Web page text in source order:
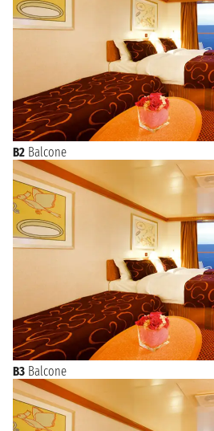
B2 Balcone
B3 Balcone